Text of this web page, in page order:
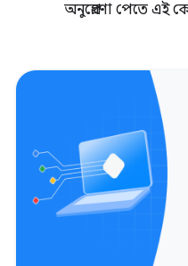
অনুপ্রেরণা পেতে এই